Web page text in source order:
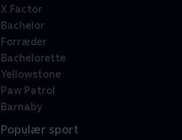
X Factor
Bachelor
Forræder
Bachelorette
Yellowstone
Paw Patrol
Barnaby
Populær sport